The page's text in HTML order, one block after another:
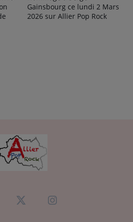
Gainsbourg ce lundi 2 Mars
2026 sur Allier Pop Rock